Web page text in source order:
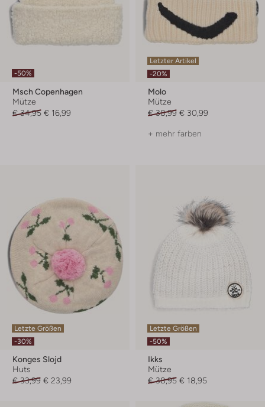
-50%
Msch Copenhagen
Mütze
€ 34,95 € 16,99
Letzter Artikel
-20%
Molo
Mütze
€ 38,99 € 30,99
+ mehr farben
Letzte Größen
-30%
Konges Slojd
Huts
€ 33,99 € 23,99
Letzte Größen
-50%
Ikks
Mütze
€ 38,95 € 18,95